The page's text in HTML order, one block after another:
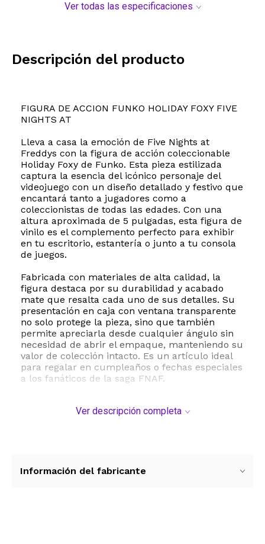
Ver todas las especificaciones
Descripción del producto
FIGURA DE ACCION FUNKO HOLIDAY FOXY FIVE
NIGHTS AT
Lleva a casa la emoción de Five Nights at
Freddys con la figura de acción coleccionable
Holiday Foxy de Funko. Esta pieza estilizada
captura la esencia del icónico personaje del
videojuego con un diseño detallado y festivo que
encantará tanto a jugadores como a
coleccionistas de todas las edades. Con una
altura aproximada de 5 pulgadas, esta figura de
vinilo es el complemento perfecto para exhibir
en tu escritorio, estantería o junto a tu consola
de juegos.
Fabricada con materiales de alta calidad, la
figura destaca por su durabilidad y acabado
mate que resalta cada uno de sus detalles. Su
presentación en caja con ventana transparente
no solo protege la pieza, sino que también
permite apreciarla desde cualquier ángulo sin
necesidad de abrir el empaque, manteniendo su
valor de colección intacto. Es un artículo ideal
para regalar en cumpleaños o fechas especiales
a los fanáticos de la saga FNAF.
Funko, lo que garantiza su autenticidad y diseño
at Freddys y dale un toque único a tu espacio
Ver descripción completa
Información del fabricante